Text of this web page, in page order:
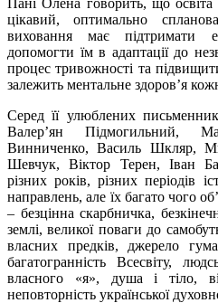
цікавий, оптимально
виховання має підтримати
допомогти їм в адаптації до
процес тривожності та
залежить ментальне здоров’я
Серед її улюблених
Валер’ян Підмогильний,
Винниченко, Василь Шкляр,
Шевчук, Віктор Терен, Іван
різних років, різних періодів
направлень, але їх багато чого
– безцінна скарбничка,
землі, великої поваги до
власних предків, джерело
багатогранність Всесвіту,
власного «я», душа і тіло,
неповторність української